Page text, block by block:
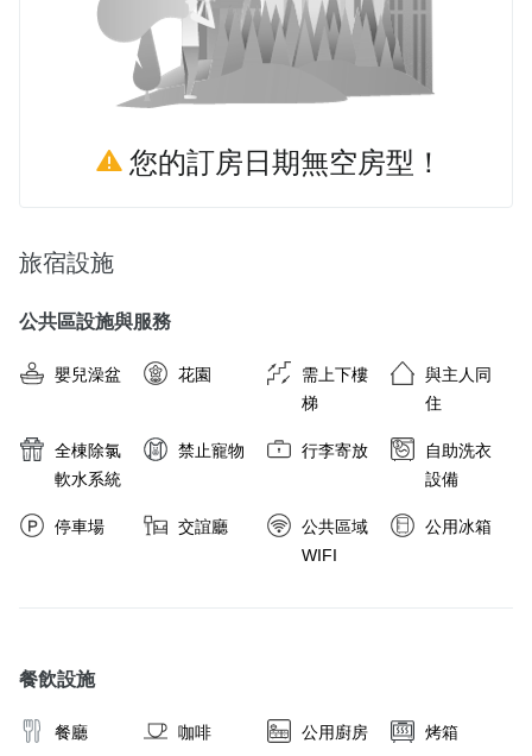
您的訂房日期無空房型！
旅宿設施
公共區設施與服務
嬰兒澡盆 花園
需上下樓
梯
與主人同
住
全棟除氯
軟水系統
禁止寵物 行李寄放
自助洗衣
設備
停車場 交誼廳
公共區域
WIFI
公用冰箱
餐飲設施
餐廳 咖啡 公用廚房 烤箱